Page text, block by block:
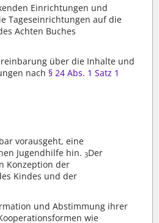
Einrichtungen und
Tageseinrichtungen auf die
Achten Buches
über die Inhalte und
nach§ 24 Abs. 1 Satz 1
vorausgeht, eine
Jugendhilfe hin.3Der
Konzeption der
Kindes und der
und Abstimmung ihrer
wie